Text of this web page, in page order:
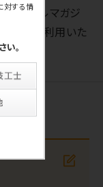
対する情
。
るメールマガジ
ンツがご利用いた
方